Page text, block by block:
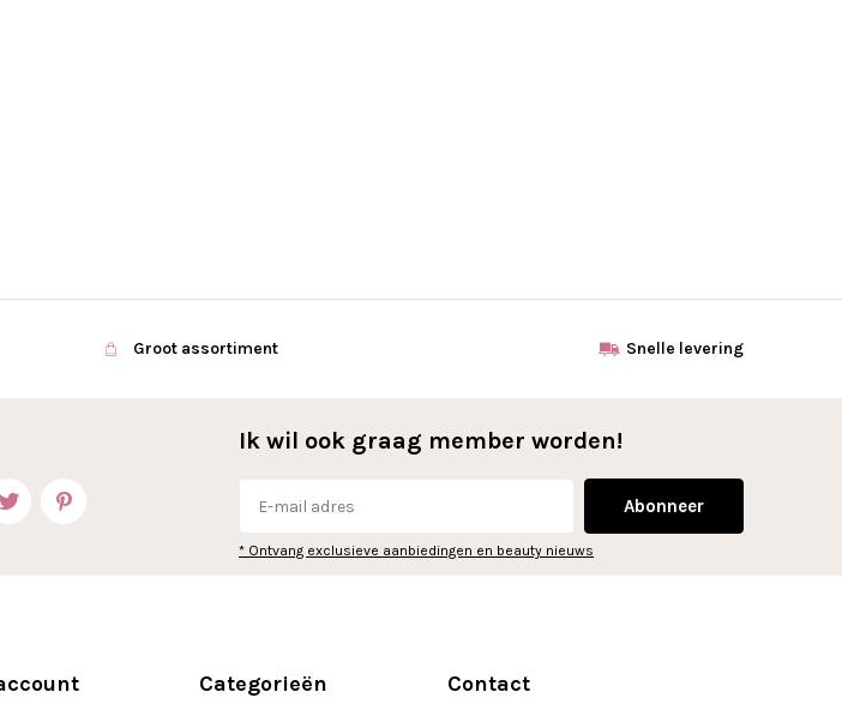
Groot assortiment Snelle levering
Ik wil ook graag member worden!
Abonneer
* Ontvang exclusieve aanbiedingen en beauty nieuws
Categorieën Contact